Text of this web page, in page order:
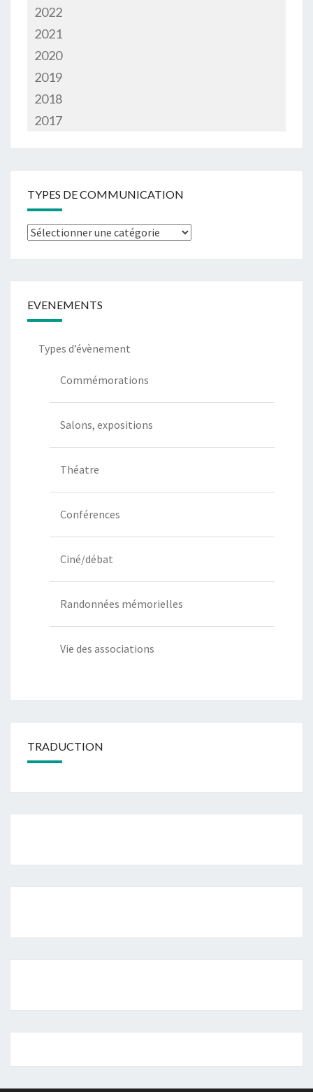
2022
2021
2020
2019
2018
2017
TYPES DE COMMUNICATION
Types
EVENEMENTS
Types d’évènement
Commémorations
Salons, expositions
Théatre
Conférences
Ciné/débat
Randonnées mémorielles
Vie des associations
TRADUCTION